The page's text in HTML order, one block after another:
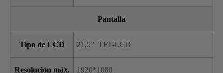
Pantalla
Tipo de LCD 21,5 ″ TFT-LCD
Resolución máx. 1920*1080